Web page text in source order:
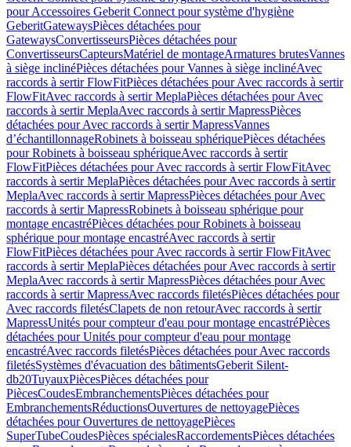
pour Accessoires Geberit Connect pour système d'hygiène
GeberitGatewaysPièces détachées pour
GatewaysConvertisseursPièces détachées pour
ConvertisseursCapteursMatériel de montageArmatures brutesVannes
à siège inclinéPièces détachées pour Vannes à siège inclinéAvec
raccords à sertir FlowFitPièces détachées pour Avec raccords à sertir
FlowFitAvec raccords à sertir MeplaPièces détachées pour Avec
raccords à sertir MeplaAvec raccords à sertir MapressPièces
détachées pour Avec raccords à sertir MapressVannes
d’échantillonnageRobinets à boisseau sphériquePièces détachées
pour Robinets à boisseau sphériqueAvec raccords à sertir
FlowFitPièces détachées pour Avec raccords à sertir FlowFitAvec
raccords à sertir MeplaPièces détachées pour Avec raccords à sertir
MeplaAvec raccords à sertir MapressPièces détachées pour Avec
raccords à sertir MapressRobinets à boisseau sphérique pour
montage encastréPièces détachées pour Robinets à boisseau
sphérique pour montage encastréAvec raccords à sertir
FlowFitPièces détachées pour Avec raccords à sertir FlowFitAvec
raccords à sertir MeplaPièces détachées pour Avec raccords à sertir
MeplaAvec raccords à sertir MapressPièces détachées pour Avec
raccords à sertir MapressAvec raccords filetésPièces détachées pour
Avec raccords filetésClapets de non retourAvec raccords à sertir
MapressUnités pour compteur d'eau pour montage encastréPièces
détachées pour Unités pour compteur d'eau pour montage
encastréAvec raccords filetésPièces détachées pour Avec raccords
filetésSystèmes d'évacuation des bâtimentsGeberit Silent-
db20TuyauxPiècesPièces détachées pour
PiècesCoudesEmbranchementsPièces détachées pour
EmbranchementsRéductionsOuvertures de nettoyagePièces
détachées pour Ouvertures de nettoyagePièces
SuperTubeCoudesPièces spécialesRaccordementsPièces détachées